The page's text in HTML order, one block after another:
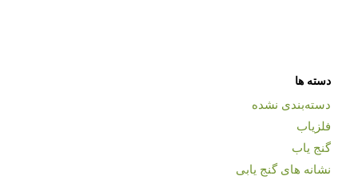
دسته ها
دسته‌بندی نشده
فلزیاب
گنج یاب
نشانه های گنج یابی